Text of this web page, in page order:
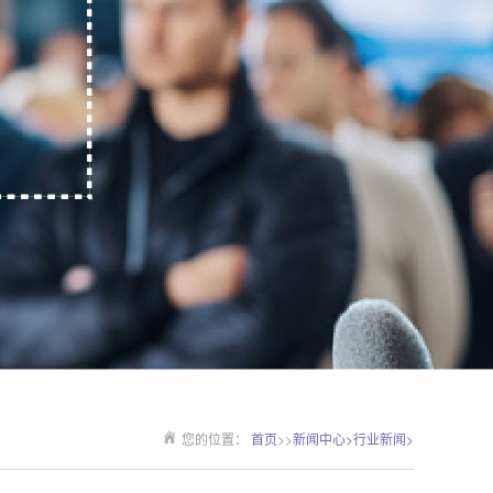
您的位置： 首页>>新闻中心>行业新闻>